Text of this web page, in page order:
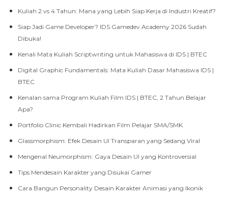
Siap Jadi Game Developer? IDS Gamedev Academy 2026 Sudah
Dibuka!
Kenali Mata Kuliah Scriptwriting untuk Mahasiswa di IDS | BTEC
Digital Graphic Fundamentals: Mata Kuliah Dasar Mahasiswa IDS |
BTEC
Kenalan sama Program Kuliah Film IDS | BTEC, 2 Tahun Belajar
Apa?
Portfolio Clinic Kembali Hadirkan Film Pelajar SMA/SMK
Glassmorphism: Efek Desain UI Transparan yang Sedang Viral
Mengenal Neumorphism: Gaya Desain UI yang Kontroversial
Tips Mendesain Karakter yang Disukai Gamer
Cara Bangun Personality Desain Karakter Animasi yang Ikonik